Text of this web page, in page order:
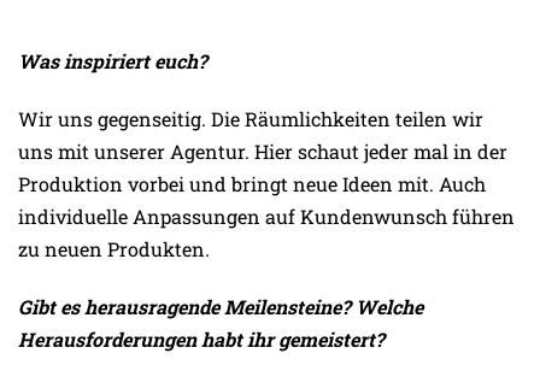
Was inspiriert euch?
Wir uns gegenseitig. Die Räumlichkeiten teilen wir
uns mit unserer Agentur. Hier schaut jeder mal in der
Produktion vorbei und bringt neue Ideen mit. Auch
individuelle Anpassungen auf Kundenwunsch führen
zu neuen Produkten.
Gibt es herausragende Meilensteine? Welche
Herausforderungen habt ihr gemeistert?